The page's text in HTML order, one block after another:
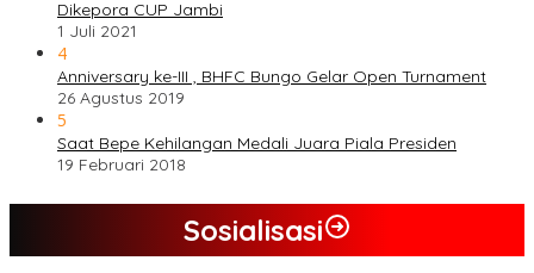
Dikepora CUP Jambi
1 Juli 2021
4
Anniversary ke-III , BHFC Bungo Gelar Open Turnament
26 Agustus 2019
5
Saat Bepe Kehilangan Medali Juara Piala Presiden
19 Februari 2018
Sosialisasi